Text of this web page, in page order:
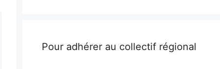
Pour adhérer au collectif régional